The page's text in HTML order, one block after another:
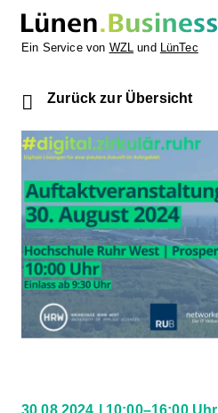
Ein Service von WZL und LünTec
Zurück zur Übersicht
30.08.2024 10:00–16:00 Uhr